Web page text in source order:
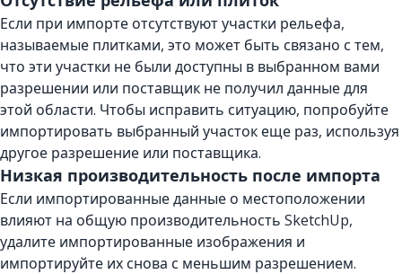
Если при импорте отсутствуют участки рельефа,
называемые плитками, это может быть связано с тем,
что эти участки не были доступны в выбранном вами
разрешении или поставщик не получил данные для
этой области. Чтобы исправить ситуацию, попробуйте
импортировать выбранный участок еще раз, используя
другое разрешение или поставщика.
Низкая производительность после импорта
Если импортированные данные о местоположении
влияют на общую производительность SketchUp,
удалите импортированные изображения и
импортируйте их снова с меньшим разрешением.